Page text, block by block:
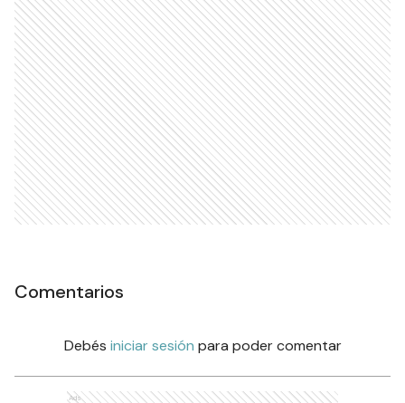
Comentarios
Debés iniciar sesión para poder comentar
Ads